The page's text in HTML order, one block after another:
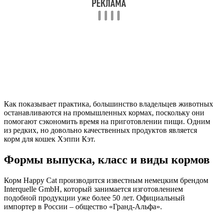
Как показывает практика, большинство владельцев животных
останавливаются на промышленных кормах, поскольку они
помогают сэкономить время на приготовлении пищи. Одним
из редких, но довольно качественных продуктов является
корм для кошек Хэппи Кэт.
Формы выпуска, класс и виды кормов
Корм Happy Cat производится известным немецким брендом
Interquelle GmbH, который занимается изготовлением
подобной продукции уже более 50 лет. Официальный
импортер в России – общество «Гранд-Альфа».